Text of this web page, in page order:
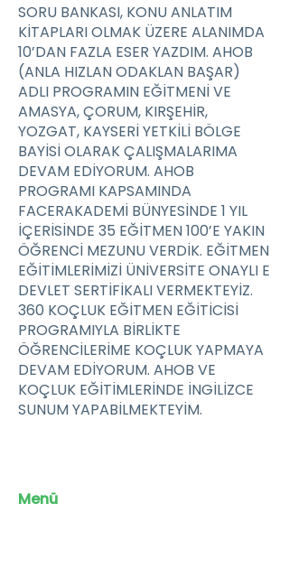
SORU BANKASI, KONU ANLATIM
KİTAPLARI OLMAK ÜZERE ALANIMDA
10’DAN FAZLA ESER YAZDIM. AHOB
(ANLA HIZLAN ODAKLAN BAŞAR)
ADLI PROGRAMIN EĞİTMENİ VE
AMASYA, ÇORUM, KIRŞEHİR,
YOZGAT, KAYSERİ YETKİLİ BÖLGE
BAYİSİ OLARAK ÇALIŞMALARIMA
DEVAM EDİYORUM. AHOB
PROGRAMI KAPSAMINDA
FACERAKADEMİ BÜNYESİNDE 1 YIL
İÇERİSİNDE 35 EĞİTMEN 100’E YAKIN
ÖĞRENCİ MEZUNU VERDİK. EĞİTMEN
EĞİTİMLERİMİZİ ÜNİVERSİTE ONAYLI E
DEVLET SERTİFİKALI VERMEKTEYİZ.
360 KOÇLUK EĞİTMEN EĞİTİCİSİ
PROGRAMIYLA BİRLİKTE
ÖĞRENCİLERİME KOÇLUK YAPMAYA
DEVAM EDİYORUM. AHOB VE
KOÇLUK EĞİTİMLERİNDE İNGİLİZCE
SUNUM YAPABİLMEKTEYİM.
Menü